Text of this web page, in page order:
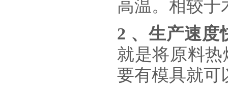
高温。相较于
2 、生产速度
就是将原料
要有模具就可